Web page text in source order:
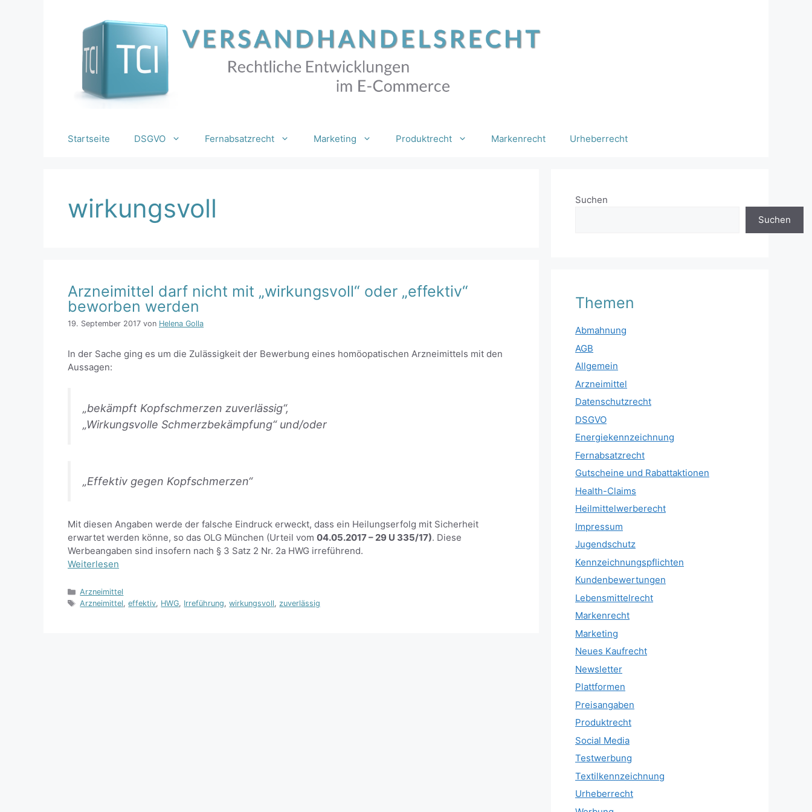
Startseite DSGVO Fernabsatzrecht Marketing Produktrecht Markenrecht Urheberrecht
wirkungsvoll
Arzneimittel darf nicht mit „wirkungsvoll“ oder „effektiv“
beworben werden
19. September 2017 von Helena Golla
In der Sache ging es um die Zulässigkeit der Bewerbung eines homöopatischen Arzneimittels mit den
Aussagen:
„bekämpft Kopfschmerzen zuverlässig“,
„Wirkungsvolle Schmerzbekämpfung“ und/oder
„Effektiv gegen Kopfschmerzen“
Mit diesen Angaben werde der falsche Eindruck erweckt, dass ein Heilungserfolg mit Sicherheit
erwartet werden könne, so das OLG München (Urteil vom 04.05.2017 – 29 U 335/17). Diese
Werbeangaben sind insofern nach § 3 Satz 2 Nr. 2a HWG irreführend.
Weiterlesen
Kategorien
Arzneimittel
Schlagwörter
Arzneimittel,effektiv, HWG, Irreführung,wirkungsvoll,zuverlässig
Suchen
Suchen
Themen
Abmahnung
AGB
Allgemein
Arzneimittel
Datenschutzrecht
DSGVO
Energiekennzeichnung
Fernabsatzrecht
Gutscheine und Rabattaktionen
Health-Claims
Heilmittelwerberecht
Impressum
Jugendschutz
Kennzeichnungspflichten
Kundenbewertungen
Lebensmittelrecht
Markenrecht
Marketing
Neues Kaufrecht
Newsletter
Plattformen
Preisangaben
Produktrecht
Social Media
Testwerbung
Textilkennzeichnung
Urheberrecht